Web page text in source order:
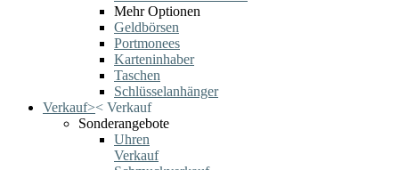
Mehr Optionen
Geldbörsen
Portmonees
Karteninhaber
Taschen
Schlüsselanhänger
Verkauf>< Verkauf
Sonderangebote
Uhren
Verkauf